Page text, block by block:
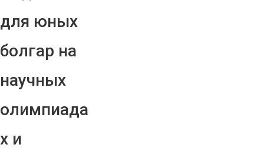
для юных
болгар на
научных
олимпиада
х и